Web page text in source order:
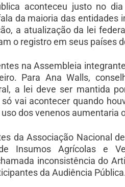
aconteceu justo no
da maioria das entidades
a atualização da lei
o registro em seus países
na Assembleia
Para Ana Walls,
a lei deve ser mantida
vai acontecer quando
dos venenos aumentaria
da Associação Nacional
Insumos Agrícolas e
inconsistência do
da Audiência